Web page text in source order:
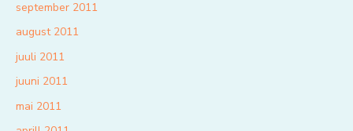
september 2011
august 2011
juuli 2011
juuni 2011
mai 2011